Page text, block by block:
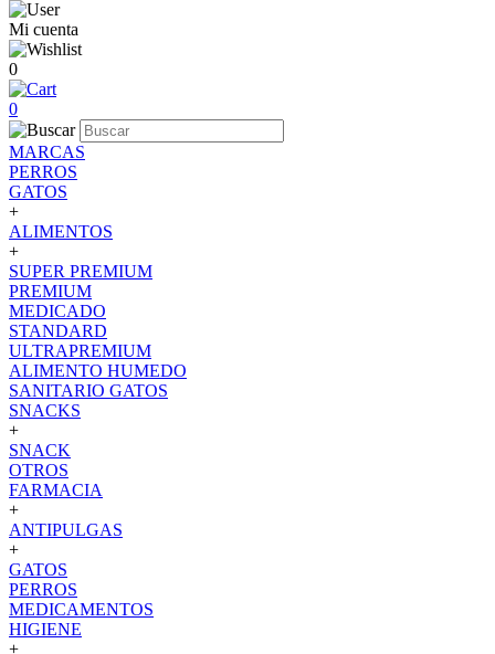
Mi cuenta
0
0
MARCAS
PERROS
GATOS
+
ALIMENTOS
+
SUPER PREMIUM
PREMIUM
MEDICADO
STANDARD
ULTRAPREMIUM
ALIMENTO HUMEDO
SANITARIO GATOS
SNACKS
+
SNACK
OTROS
FARMACIA
+
ANTIPULGAS
+
GATOS
PERROS
MEDICAMENTOS
HIGIENE
+